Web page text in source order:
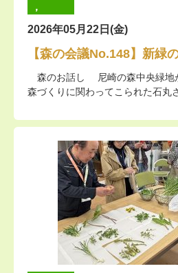
，
2026年05月22日(金)
【森の会議No.148】新緑
森のお話し 尼崎の森中央緑地
森づくりに関わってこられた石丸